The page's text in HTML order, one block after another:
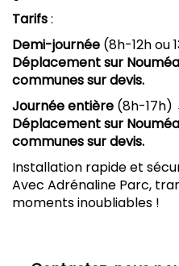
Tarifs:
Demi-journée (8h-12h ou
Déplacement sur
communes sur devis.
Journée entière (8h-17h)
Déplacement sur
communes sur devis.
Installation rapide et
Avec Adrénaline Parc,
moments inoubliables !